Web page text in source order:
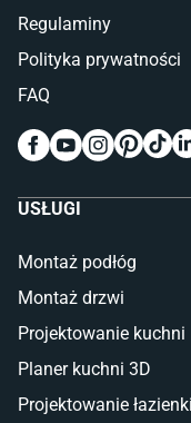
Kinkiety do sypialni
Pokój dziecięcy
Meble do pokoju
Komody dla dzieci
Łóżka dla dziecka
Taras i balkon
Sztuczna trawa miękka
Koce i pledy
Płytki na balkon
Regulaminy
Polityka prywatności
FAQ
USŁUGI
Montaż podłóg
Montaż drzwi
Projektowanie kuchni
Planer kuchni 3D
Projektowanie łazienki